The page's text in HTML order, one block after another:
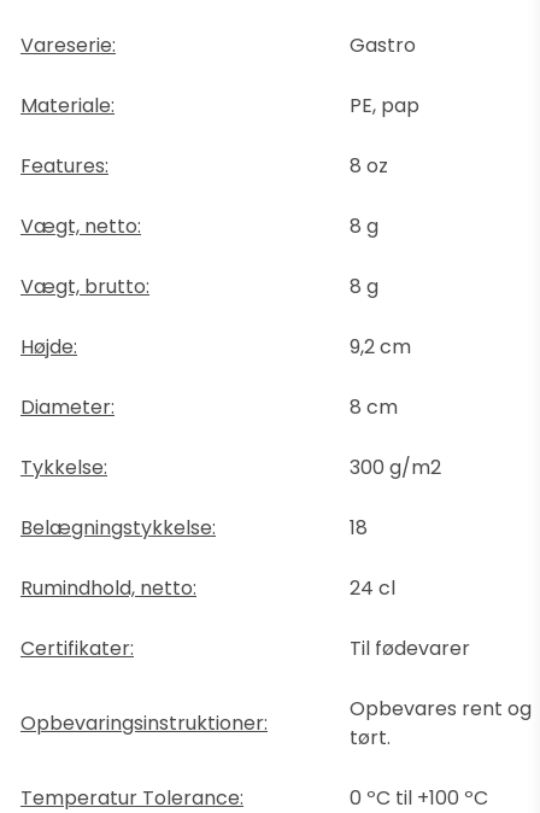
Vareserie: Gastro
Materiale: PE, pap
Features: 8 oz
Vægt, netto: 8 g
Vægt, brutto: 8 g
Højde: 9,2 cm
Diameter: 8 cm
Tykkelse: 300 g/m2
Belægningstykkelse: 18
Rumindhold, netto: 24 cl
Certifikater: Til fødevarer
Opbevaringsinstruktioner:
Opbevares rent og
tørt.
Temperatur Tolerance: 0 ºC til +100 ºC